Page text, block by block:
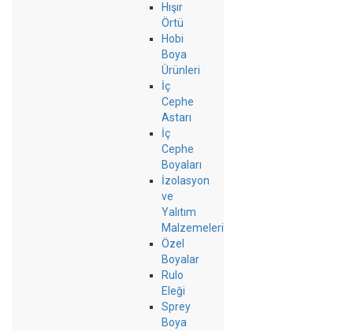
Hışır
Örtü
Hobi
Boya
Ürünleri
İç
Cephe
Astarı
İç
Cephe
Boyaları
İzolasyon
ve
Yalıtım
Malzemeleri
Özel
Boyalar
Rulo
Eleği
Sprey
Boya